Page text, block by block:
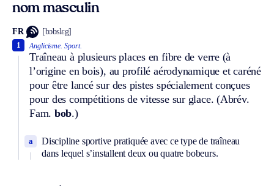
nom masculin
FR [bɔbslɛg]
Anglicisme. Sport.
Traîneau à plusieurs places en fibre de verre (à
l’origine en bois), au profilé aérodynamique et caréné
pour être lancé sur des pistes spécialement conçues
pour des compétitions de vitesse sur glace. (Abrév.
Fam. bob.)
1
Discipline sportive pratiquée avec ce type de traîneau
dans lequel s’installent deux ou quatre bobeurs.
a